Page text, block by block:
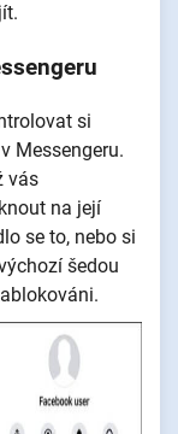
si
Messengeru.
vás
na její
se to, nebo si
šedou